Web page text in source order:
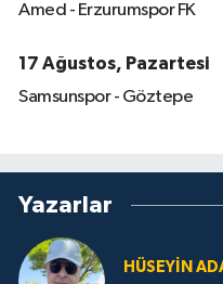
Amed - Erzurumspor FK
17 Ağustos, Pazartesi
Samsunspor - Göztepe
Yazarlar
HÜSEYIN